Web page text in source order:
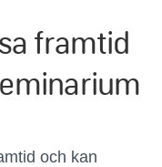
framtid
och kan